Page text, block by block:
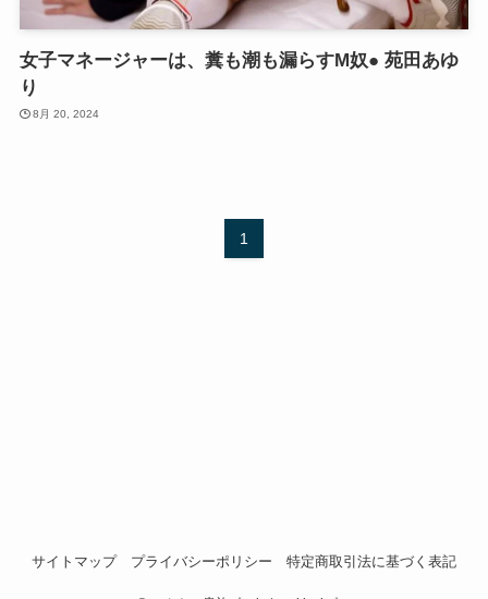
女子マネージャーは、糞も潮も漏らすM奴● 苑田あゆ
り
8月 20, 2024
1
サイトマップ プライバシーポリシー 特定商取引法に基づく表記